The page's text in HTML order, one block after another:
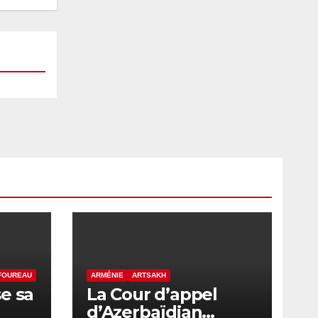
sa
ARMÉNIE ARTSAKH
La Cour d’appel
d’Azerbaïdjan